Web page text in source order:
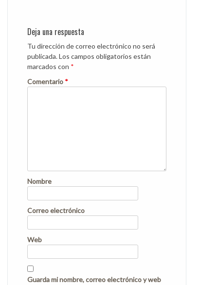
Deja una respuesta
Tu dirección de correo electrónico no será
publicada.Los campos obligatorios están
marcados con *
Comentario *
Nombre
Correo electrónico
Web
Guarda mi nombre, correo electrónico y web